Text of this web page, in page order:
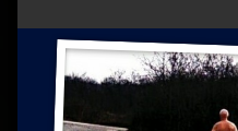
Drugi autori
Drugi autori
Matea Andrić